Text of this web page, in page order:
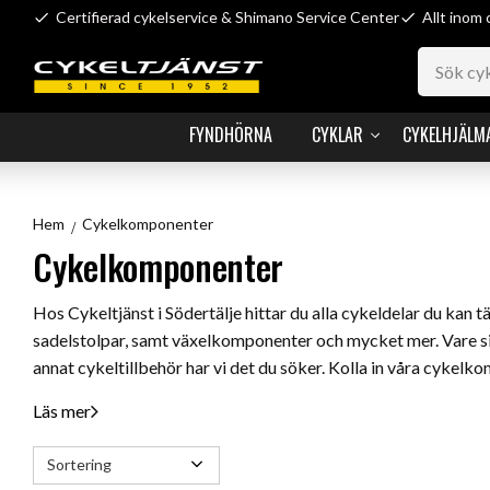
Certifierad cykelservice & Shimano Service Center Allt inom
FYNDHÖRNA CYKLAR
Hem Cykelkomponenter
Cykelkomponenter
Hos Cykeltjänst i Södertälje hittar du alla cykeldelar du kan
sadelstolpar, samt växelkomponenter och mycket mer.
annat cykeltillbehör har vi det du söker. Kolla in våra
Läs mer
Välj sortering